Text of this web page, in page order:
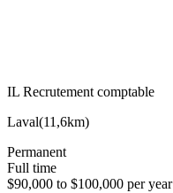
IL Recrutement comptable
Laval(11,6km)
Permanent
Full time
$90,000 to $100,000 per year